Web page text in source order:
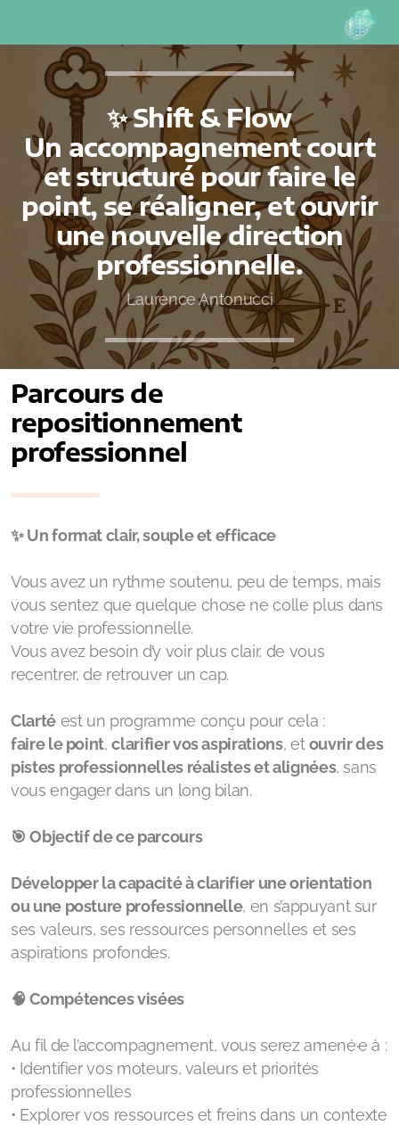
✨ Shift & Flow
Un accompagnement court
et structuré pour faire le
point, se réaligner, et ouvrir
une nouvelle direction
professionnelle.
Laurence Antonucci
Parcours de
repositionnement
professionnel
✨ Un format clair, souple et efficace
Vous avez un rythme soutenu, peu de temps, mais
vous sentez que quelque chose ne colle plus dans
votre vie professionnelle.
Vous avez besoin d’y voir plus clair, de vous
recentrer, de retrouver un cap.
Clartéest un programme conçu pour cela :
faire le point,clarifier vos aspirations, etouvrir des
pistes professionnelles réalistes et alignées, sans
vous engager dans un long bilan.
🎯 Objectif de ce parcours
Développer la capacité à clarifier une orientation
ou une posture professionnelle, en s’appuyant sur
ses valeurs, ses ressources personnelles et ses
aspirations profondes.
🧠 Compétences visées
Au fil de l’accompagnement, vous serez amené·e à :
• Identifier vos moteurs, valeurs et priorités
professionnelles
• Explorer vos ressources et freins dans un contexte
Thérapie psychocorporelle
Thérapie de couple
Hypnose Ericksonienne
Sexothérapie